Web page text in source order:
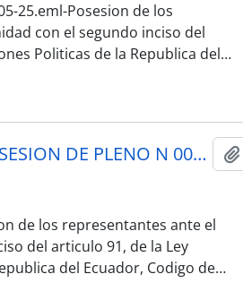
25.eml-Posesion de los
con el segundo inciso del
Politicas de la Republica del…
005_MOCION JANINA JADIRA RIZZO_19-05-25SESION DE PLENO N 002 ASAMBLEA NACIONAL 2025-2027
de los representantes ante el
del articulo 91, de la Ley
del Ecuador, Codigo de…